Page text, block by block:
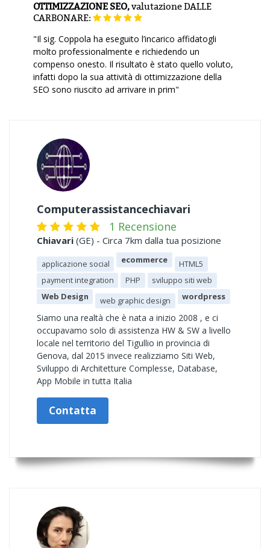
OTTIMIZZAZIONE SEO,valutazioneDALLE
CARBONARE:
"Il sig. Coppola ha eseguito l’incarico affidatogli
molto professionalmente e richiedendo un
compenso onesto. Il risultato è stato quello voluto,
infatti dopo la sua attività di ottimizzazione della
SEO sono riuscito ad arrivare in prim"
Computerassistancechiavari
1 Recensione
Chiavari (GE) - Circa 7km dalla tua posizione
applicazione social ecommerce
HTML5
payment integration
PHP
sviluppo siti web
Web Design
web graphic design wordpress
Siamo una realtà che è nata a inizio 2008 , e ci
occupavamo solo di assistenza HW & SW a livello
locale nel territorio del Tigullio in provincia di
Genova, dal 2015 invece realizziamo Siti Web,
Sviluppo di Architetture Complesse, Database,
App Mobile in tutta Italia
Contatta